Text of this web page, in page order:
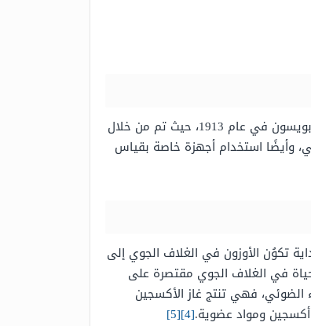
فقد تم اكتشاف طبقة الأوزون في الغلاف الجوي من قبل الفيزيائي الفرنسي تشارلز فابري وذلك بالتعاون مع الفيزيائي هنري بويسون في عام 1913، حيث تم من خلال
وأيضًا استخدام أجهزة خاصة بقياس
القدرة على حماية الأرض منذ 600 مليون عام، حيث يرجع بداية تكوُن الأوزون في الغلاف الجوي إلى
في الغلاف الجوي مقتصرة على
الضوئي، فهي تنتج غاز الأكسجين
أكسجين ومواد عضوية.[4]
[5]